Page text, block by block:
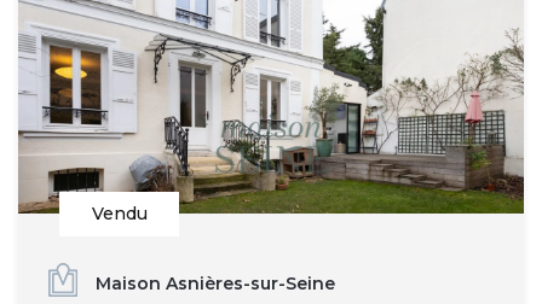
Vendu
Maison Asnières-sur-Seine